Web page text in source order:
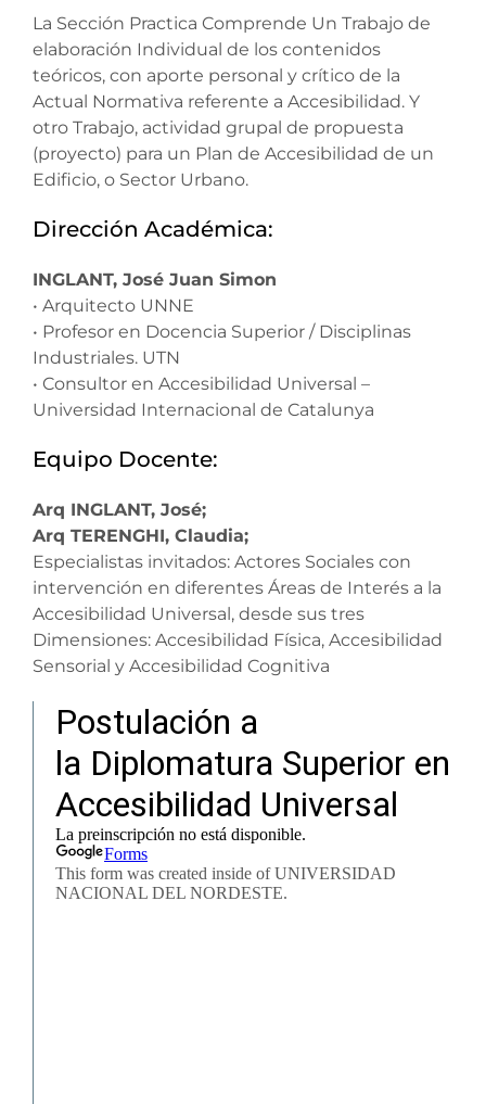
La Sección Practica Comprende Un Trabajo de
elaboración Individual de los contenidos
teóricos, con aporte personal y crítico de la
Actual Normativa referente a Accesibilidad. Y
otro Trabajo, actividad grupal de propuesta
(proyecto) para un Plan de Accesibilidad de un
Edificio, o Sector Urbano.
Dirección Académica:
INGLANT, José Juan Simon
• Arquitecto UNNE
• Profesor en Docencia Superior / Disciplinas
Industriales. UTN
• Consultor en Accesibilidad Universal –
Universidad Internacional de Catalunya
Equipo Docente:
Arq INGLANT, José;
Arq TERENGHI, Claudia;
Especialistas invitados: Actores Sociales con
intervención en diferentes Áreas de Interés a la
Accesibilidad Universal, desde sus tres
Dimensiones: Accesibilidad Física, Accesibilidad
Sensorial y Accesibilidad Cognitiva